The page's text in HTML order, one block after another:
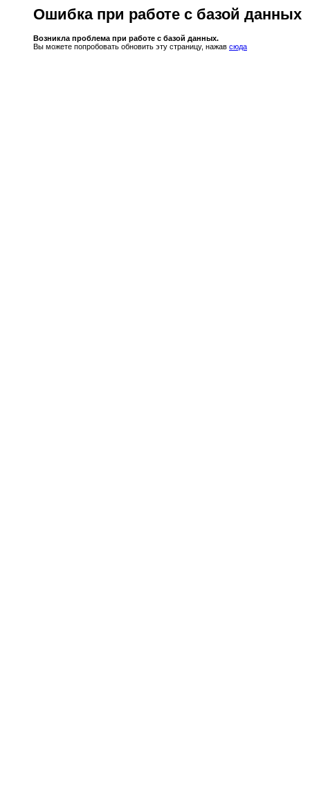
Ошибка при работе с базой данных
Возникла проблема при работе с базой данных.
Вы можете попробовать обновить эту страницу, нажав сюда